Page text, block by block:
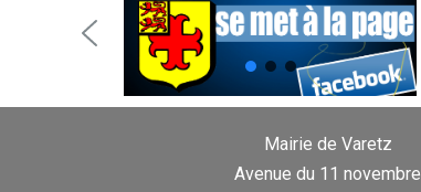
Mairie de Varetz
Avenue du 11 novembre